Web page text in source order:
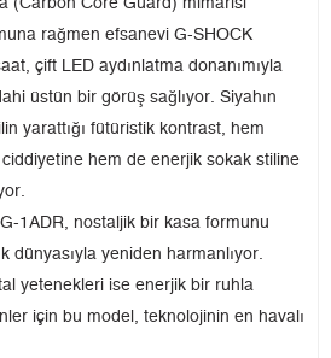
rağmen efsanevi G-SHOCK
çift LED aydınlatma donanımıyla
üstün bir görüş sağlıyor. Siyahın
yarattığı fütüristik kontrast, hem
ciddiyetine hem de enerjik sokak stiline
1ADR, nostaljik bir kasa formunu
dünyasıyla yeniden harmanlıyor.
yetenekleri ise enerjik bir ruhla
için bu model, teknolojinin en havalı